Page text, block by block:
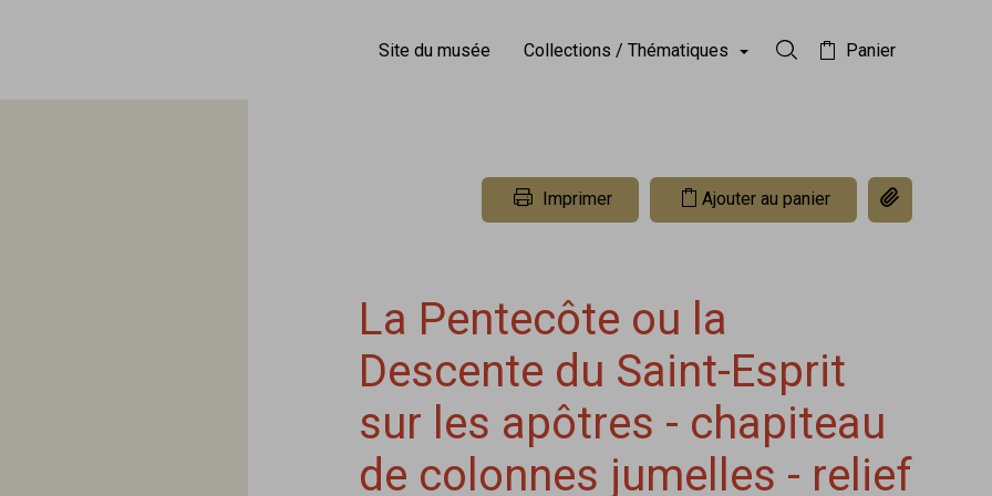
Site du musée Collections / Thématiques Rechercher dans la
Panier
Imprimer Ajouter au panier Copier le lien
La Pentecôte ou la
Descente du Saint-Esprit
sur les apôtres - chapiteau
de colonnes jumelles - relief